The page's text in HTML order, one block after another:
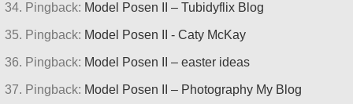
Pingback: Model Posen II – Tubidyflix Blog
Pingback: Model Posen II - Caty McKay
Pingback: Model Posen II – easter ideas
Pingback: Model Posen II – Photography My Blog